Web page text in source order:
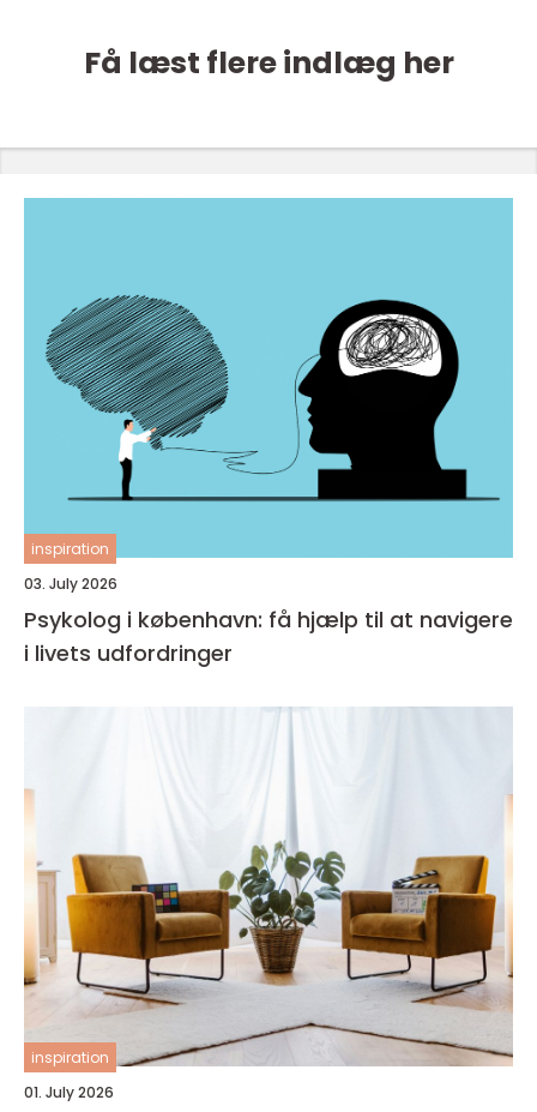
Få læst flere indlæg her
inspiration
03. July 2026
Psykolog i københavn: få hjælp til at navigere
i livets udfordringer
inspiration
01. July 2026